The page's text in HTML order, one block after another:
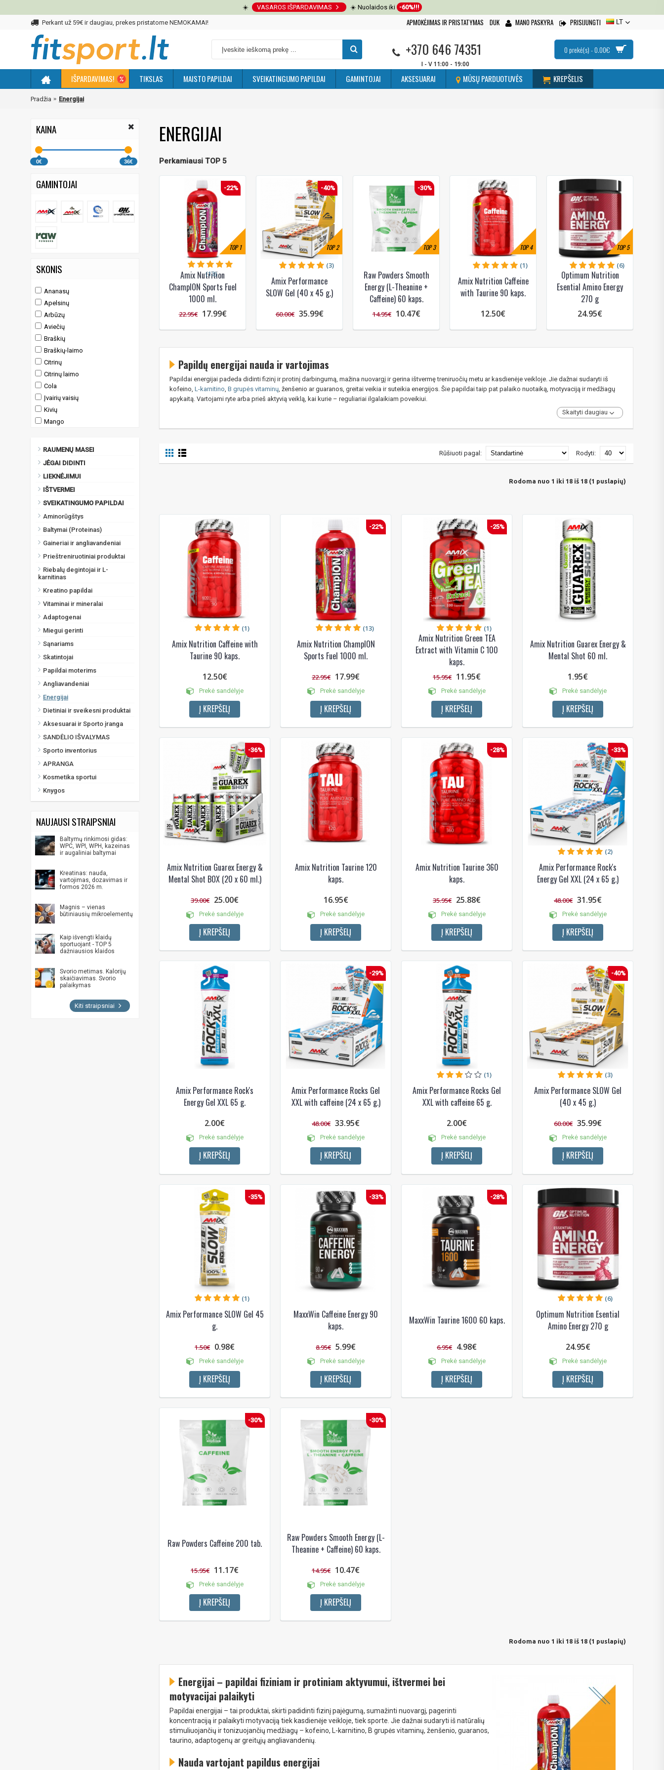
☀️ VASAROS IŠPARDAVIMAS ☀️ Nuolaidos iki -60%!!!
Perkant už 59€ ir daugiau, prekes pristatome NEMOKAMAI! APMOKĖJIMAS IR PRISTATYMAS DUK MANO PASKYRA PRISIJUNGTI LT
+370 646 74351
I - V 11:00 - 19:00
0 prekė(s) - 0.00€
IŠPARDAVIMAS! TIKSLAS MAISTO PAPILDAI SVEIKATINGUMO PAPILDAI GAMINTOJAI AKSESUARAI MŪSŲ PARDUOTUVĖS KREPŠELIS
Pradžia Energijai
KAINA
0€ 36€
GAMINTOJAI
SKONIS
Ananasų
Apelsinų
Arbūzų
Aviečių
Braškių
Braškių-laimo
Citrinų
Citrinų laimo
Cola
Įvairių vaisių
Kivių
Mango
Žaliojo obuolio
RAUMENŲ MASEI
JĖGAI DIDINTI
LIEKNĖJIMUI
IŠTVERMEI
SVEIKATINGUMO PAPILDAI
Aminorūgštys
Baltymai (Proteinas)
Gaineriai ir angliavandeniai
Prieštreniruotiniai produktai
Riebalų degintojai ir L-
karnitinas
Kreatino papildai
Vitaminai ir mineralai
Adaptogenai
Miegui gerinti
Sąnariams
Skatintojai
Papildai moterims
Angliavandeniai
Energijai
Dietiniai ir sveikesni produktai
Aksesuarai ir Sporto įranga
SANDĖLIO IŠVALYMAS
Sporto inventorius
APRANGA
Kosmetika sportui
Knygos
NAUJAUSI STRAIPSNIAI
Baltymų rinkimosi gidas:
WPC, WPI, WPH, kazeinas
ir augaliniai baltymai
Kreatinas: nauda,
vartojimas, dozavimas ir
formos 2026 m.
Magnis – vienas
būtiniausių mikroelementų
Kaip išvengti klaidų
sportuojant - TOP 5
dažniausios klaidos
Svorio metimas. Kalorijų
skaičiavimas. Svorio
palaikymas
Kiti straipsniai
ENERGIJAI
Perkamiausi TOP 5
TOP1
-22%
Amix Nutrition
ChampION Sports Fuel
1000 ml.
(13)
22.95€ 17.99€
TOP2
-40%
Amix Performance
SLOW Gel (40 x 45 g.)
(3)
60.00€ 35.99€
TOP3
-30%
Raw Powders Smooth
Energy (L-Theanine +
Caffeine) 60 kaps.
14.95€ 10.47€
TOP4
Amix Nutrition Caffeine
with Taurine 90 kaps.
(1)
12.50€
TOP5
Optimum Nutrition
Esential Amino Energy
270 g
(6)
24.95€
Papildų energijai nauda ir vartojimas
Papildai energijai padeda didinti fizinį ir protinį darbingumą, mažina nuovargį ir gerina ištvermę treniruočių metu ar kasdienėje veikloje. Jie dažnai sudaryti iš
kofeino, L-karnitino, B grupės vitaminų, ženšenio ar guaranos, greitai veikia ir suteikia energijos. Šie papildai taip pat palaiko nuotaiką, motyvaciją ir medžiagų
apykaitą. Vartojami ryte arba prieš aktyvią veiklą, kai kurie – reguliariai ilgalaikiam poveikiui.
Skaityti daugiau
Rodyti:
Rūšiuoti pagal:
Rodoma nuo 1 iki 18 iš 18 (1 puslapių)
Amix Nutrition Caffeine with
Taurine 90 kaps.
(1)
12.50€
Prekė sandėlyje
Į KREPŠELĮ
-22%
Amix Nutrition ChampION
Sports Fuel 1000 ml.
(13)
22.95€ 17.99€
Prekė sandėlyje
Į KREPŠELĮ
-25%
Amix Nutrition Green TEA
Extract with Vitamin C 100
kaps.
(1)
15.95€ 11.95€
Prekė sandėlyje
Į KREPŠELĮ
Amix Nutrition Guarex Energy &
Mental Shot 60 ml.
1.95€
Prekė sandėlyje
Į KREPŠELĮ
-36%
Amix Nutrition Guarex Energy &
Mental Shot BOX (20 x 60 ml.)
39.00€ 25.00€
Prekė sandėlyje
Į KREPŠELĮ
Amix Nutrition Taurine 120
kaps.
16.95€
Prekė sandėlyje
Į KREPŠELĮ
-28%
Amix Nutrition Taurine 360
kaps.
35.95€ 25.88€
Prekė sandėlyje
Į KREPŠELĮ
-33%
Amix Performance Rock's
Energy Gel XXL (24 x 65 g.)
(2)
48.00€ 31.95€
Prekė sandėlyje
Į KREPŠELĮ
Amix Performance Rock's
Energy Gel XXL 65 g.
2.00€
Prekė sandėlyje
Į KREPŠELĮ
-29%
Amix Performance Rocks Gel
XXL with caffeine (24 x 65 g.)
48.00€ 33.95€
Prekė sandėlyje
Į KREPŠELĮ
Amix Performance Rocks Gel
XXL with caffeine 65 g.
(1)
2.00€
Prekė sandėlyje
Į KREPŠELĮ
-40%
Amix Performance SLOW Gel
(40 x 45 g.)
(3)
60.00€ 35.99€
Prekė sandėlyje
Į KREPŠELĮ
-35%
Amix Performance SLOW Gel 45
g.
(1)
1.50€ 0.98€
Prekė sandėlyje
Į KREPŠELĮ
-33%
MaxxWin Caffeine Energy 90
kaps.
8.95€ 5.99€
Prekė sandėlyje
Į KREPŠELĮ
-28%
MaxxWin Taurine 1600 60 kaps.
6.95€ 4.98€
Prekė sandėlyje
Į KREPŠELĮ
Optimum Nutrition Esential
Amino Energy 270 g
(6)
24.95€
Prekė sandėlyje
Į KREPŠELĮ
-30%
Raw Powders Caffeine 200 tab.
15.95€ 11.17€
Prekė sandėlyje
Į KREPŠELĮ
-30%
Raw Powders Smooth Energy (L-
Theanine + Caffeine) 60 kaps.
14.95€ 10.47€
Prekė sandėlyje
Į KREPŠELĮ
Rodoma nuo 1 iki 18 iš 18 (1 puslapių)
Energijai – papildai fiziniam ir protiniam aktyvumui, ištvermei bei
motyvacijai palaikyti
Papildai energijai – tai produktai, skirti padidinti fizinį pajėgumą, sumažinti nuovargį, pagerinti
koncentraciją ir palaikyti motyvaciją tiek kasdienėje veikloje, tiek sporte. Jie dažnai sudaryti iš natūralių
stimuliuojančių ir tonizuojančių medžiagų – kofeino, L-karnitino, B grupės vitaminų, ženšenio, guaranos,
taurino, adaptogenų ar greitųjų angliavandenių.
Nauda vartojant papildus energijai
NUOLAIDA TAU!
Gauk-10%*
apsipirkimui (daugeliui prekių) bei
nepraleisk kitų geriausių pasiūlymų!
Prenumeruok mūsų naujienlaiškį jau
dabar!
* Nuolaida taikoma gamintojams: Amix, Bigman,
system. Akcijinėms prekėms nuolaida netaikoma,
nuolaidos nesumuojamos.
Gauti pasiūlymus ir nuolaidas
Jūsų duomenis galite perskaitę mūsų
PRENUMERUOTI